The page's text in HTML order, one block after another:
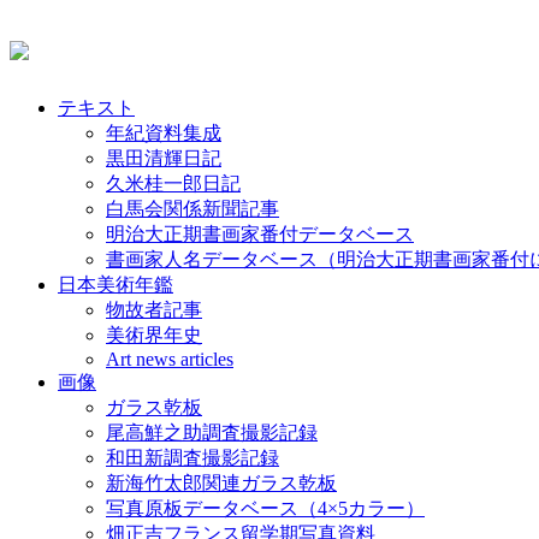
テキスト
年紀資料集成
黒田清輝日記
久米桂一郎日記
白馬会関係新聞記事
明治大正期書画家番付データベース
書画家人名データベース（明治大正期書画家番付
日本美術年鑑
物故者記事
美術界年史
Art news articles
画像
ガラス乾板
尾高鮮之助調査撮影記録
和田新調査撮影記録
新海竹太郎関連ガラス乾板
写真原板データベース（4×5カラー）
畑正吉フランス留学期写真資料